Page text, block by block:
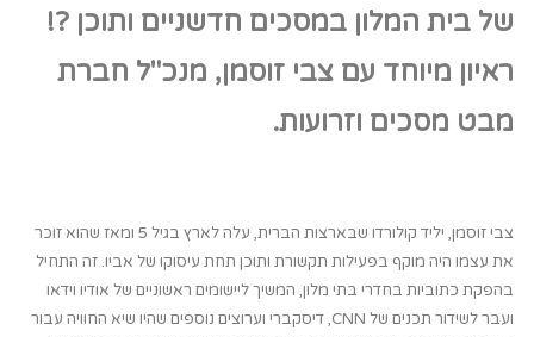
של בית המלון במסכים חדשניים ותוכן ?!
ראיון מיוחד עם צבי זוסמן, מנכ"ל חברת
מבט מסכים וזרועות.
צבי זוסמן, יליד קולורדו שבארצות הברית, עלה לארץ בגיל 5 ומאז שהוא זוכר
את עצמו היה מוקף בפעילות תקשורת ותוכן תחת עיסוקו של אביו. זה התחיל
בהפקת כתוביות בחדרי בתי מלון, המשיך ליישומים ראשוניים של אודיו וידאו
ועבר לשידור תכנים של CNN, דיסקברי וערוצים נוספים שהיו שיא החוויה עבור